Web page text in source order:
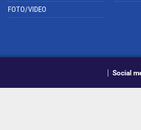
FOTO/VIDEO
Social